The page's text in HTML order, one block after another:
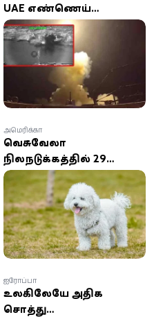
UAE எண்ணெய்
கப்பல்கள் மீது ஈரான்
ஏவுகணைத் தாக்குதல்:
இந்தியர் உயிரிழப்பு; 8 பேர்
காயம்!
வெனிசுவேலா
நிலநடுக்கத்தில் 29
நாட்கள் இடிபாடுகளில்
அதிசயமாக மீட்கப்பட்ட
நாய்!
அமெரிக்கா
உலகிலேயே அதிக
சொத்து
ஐரோப்பா